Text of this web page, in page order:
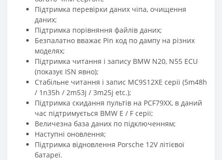
Підтримка перевірки даних чіпа, очищення
даних;
Підтримка порівняння файлів даних;
Безпалатно вважає Pin код по дампу на різних
моделях;
Підтримка читання і запису BMW N20, N55 ECU
(показує ISN явно);
Стабільне читання і запис MC9S12XE серії (5m48h
/ 1n35h / 2m53j / 3m25j etc.);
Підтримка скидання пультів на PCF79XX, в даний
час підтримується BMW E / F серії;
Величезна база даних по підключенням;
Наступні оновлення;
Підтримка відновлення Porsche 12V літієвої
батареї.